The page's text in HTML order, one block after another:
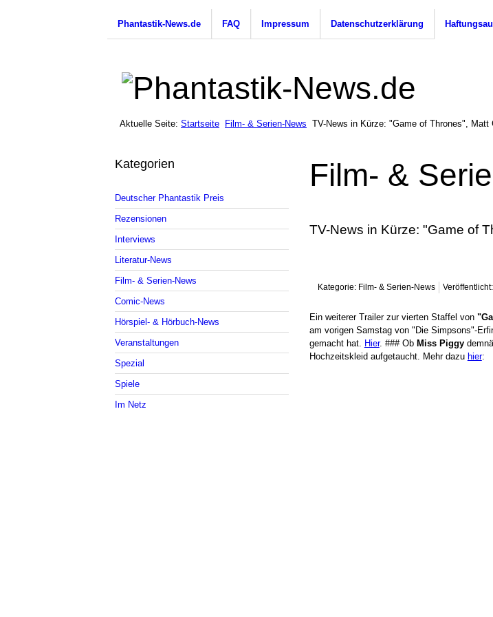
Phantastik-News.de FAQ Impressum Datenschutzerklärung
Aktuelle Seite: Startseite Film- & Serien-News TV-News in Kürze: "Game of Thrones", Matt
Kategorien
Deutscher Phantastik Preis
Rezensionen
Interviews
Literatur-News
Film- & Serien-News
Comic-News
Hörspiel- & Hörbuch-News
Veranstaltungen
Spezial
Spiele
Im Netz
Film- &
TV-News in Kürze: "Game of
Kategorie: Film- & Serien-News
Ein weiterer Trailer zur vierten Staffel von
am vorigen Samstag von "Die Simpsons"-
gemacht hat. Hier. ### Ob Miss Piggy
Hochzeitskleid aufgetaucht. Mehr dazu hier: